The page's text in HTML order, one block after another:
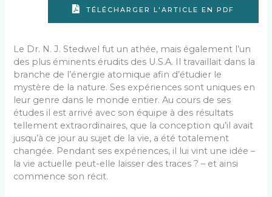
TÉLÉCHARGER L'ARTICLE EN PDF
Le Dr. N. J. Stedwel fut un athée, mais également l’un
des plus éminents érudits des U.S.A. Il travaillait dans la
branche de l’énergie atomique afin d’étudier le
mystère de la nature. Ses expériences sont uniques en
leur genre dans le monde entier. Au cours de ses
études il est arrivé avec son équipe à des résultats
tellement extraordinaires, que la conception qu’il avait
jusqu’à ce jour au sujet de la vie, a été totalement
changée. Pendant ses expériences, il lui vint une idée –
la vie actuelle peut-elle laisser des traces ? – et ainsi
commence son récit.